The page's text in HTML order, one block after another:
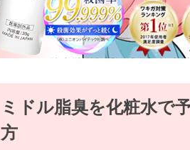
ミドル脂臭を化粧水で
方